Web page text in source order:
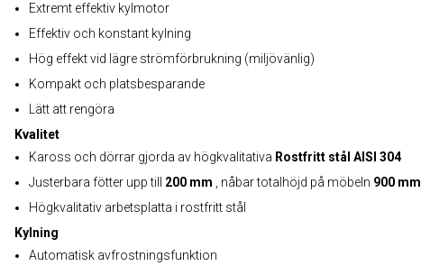
Extremt effektiv kylmotor
Effektiv och konstant kylning
Hög effekt vid lägre strömförbrukning (miljövänlig)
Kompakt och platsbesparande
Lätt att rengöra
Kvalitet
Kaross och dörrar gjorda av högkvalitativa Rostfritt stål AISI 304
Justerbara fötter upp till 200 mm , nåbar totalhöjd på möbeln 900 mm
Högkvalitativ arbetsplatta i rostfritt stål
Kylning
Automatisk avfrostningsfunktion